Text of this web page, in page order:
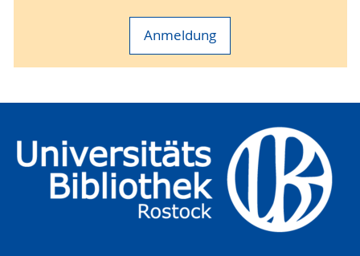
Anmeldung